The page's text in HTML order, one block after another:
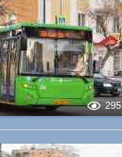
295